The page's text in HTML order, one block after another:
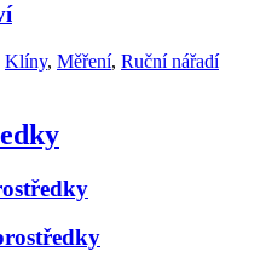
Klíny, Měření, Ruční nářadí